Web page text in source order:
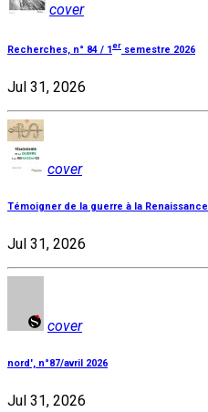
cover
Recherches, n° 84 / 1er semestre 2026
Jul 31, 2026
cover
Témoigner de la guerre à la Renaissance
Jul 31, 2026
cover
nord', n°87/avril 2026
Jul 31, 2026